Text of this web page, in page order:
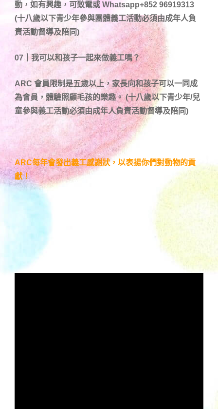
動，如有興趣，可致電或 Whatsapp+852 96919313
(十八歲以下青少年參與團體義工活動必須由成年人負
責活動督導及陪同)
07｜我可以和孩子一起來做義工嗎？
ARC 會員限制是五歲以上，家長向和孩子可以一同成
為會員，體驗照顧毛孩的樂趣。 (十八歲以下青少年/兒
童參與義工活動必須由成年人負責活動督導及陪同)
ARC每年會發出義工感謝狀，以表揚你們對動物的貢
獻！